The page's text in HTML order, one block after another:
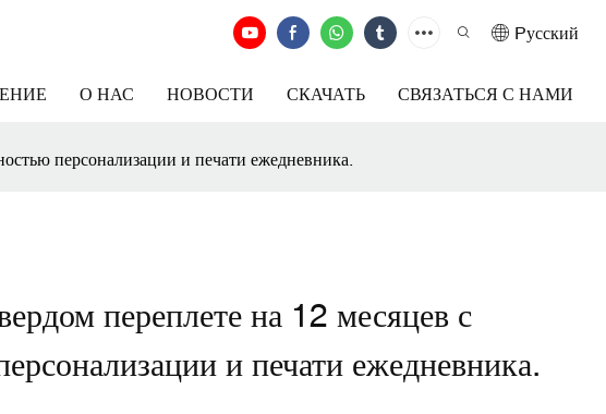
Pусский
О НАС НОВОСТИ СКАЧАТЬ СВЯЗАТЬСЯ С НАМИ
персонализации и печати ежедневника.
переплете на 12 месяцев с
и печати ежедневника.